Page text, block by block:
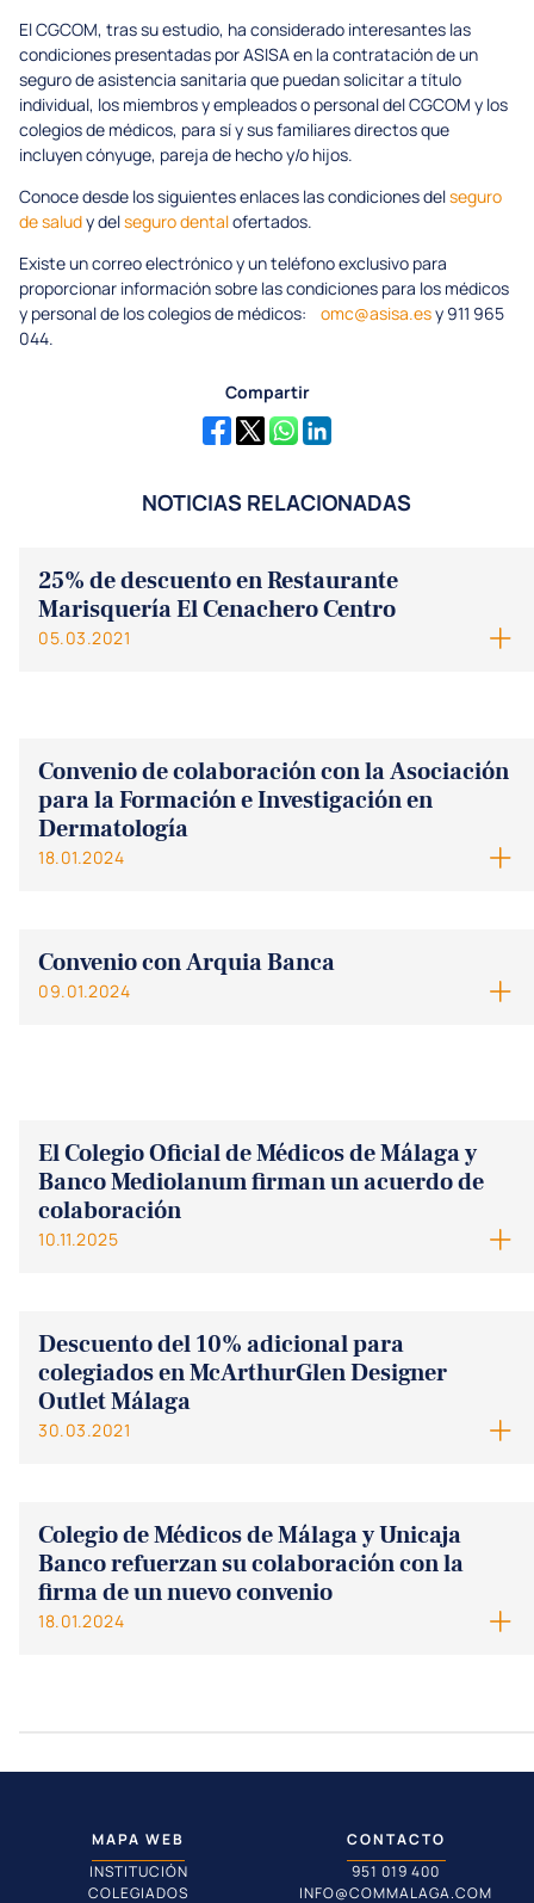
El CGCOM, tras su estudio, ha considerado interesantes las
condiciones presentadas por ASISA en la contratación de un
seguro de asistencia sanitaria que puedan solicitar a título
individual, los miembros y empleados o personal del CGCOM y los
colegios de médicos, para sí y sus familiares directos que
incluyen cónyuge, pareja de hecho y/o hijos.
Conoce desde los siguientes enlaces las condiciones delseguro
de saludy delseguro dentalofertados.
Existe un correo electrónico y un teléfono exclusivo para
proporcionar información sobre las condiciones para los médicos
y personal de los colegios de médicos: omc@asisa.esy 911 965
044.
Compartir
NOTICIAS RELACIONADAS
25% de descuento en Restaurante
Marisquería El Cenachero Centro
05.03.2021
Convenio de colaboración con la Asociación
para la Formación e Investigación en
Dermatología
18.01.2024
Convenio con Arquia Banca
09.01.2024
El Colegio Oficial de Médicos de Málaga y
Banco Mediolanum firman un acuerdo de
colaboración
10.11.2025
Descuento del 10% adicional para
colegiados en McArthurGlen Designer
Outlet Málaga
30.03.2021
Colegio de Médicos de Málaga y Unicaja
Banco refuerzan su colaboración con la
firma de un nuevo convenio
18.01.2024
MAPA WEB
INSTITUCIÓN
COLEGIADOS
CONTACTO
951 019 400
INFO@COMMALAGA.COM